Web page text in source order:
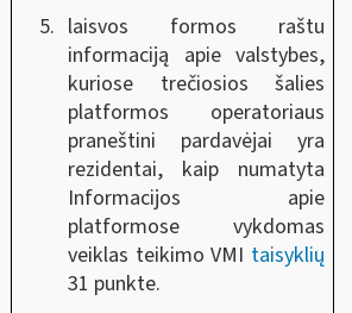
laisvos formos raštu
informaciją apie valstybes,
kuriose trečiosios šalies
platformos operatoriaus
praneštini pardavėjai yra
rezidentai,
kaip numatyta
Informacijos apie
platformose vykdomas
veiklas teikimo VMI taisyklių
31 punkte.